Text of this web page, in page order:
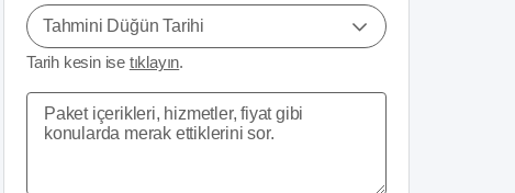
Tahmini Düğün Tarihi
Tarih kesin ise tıklayın.